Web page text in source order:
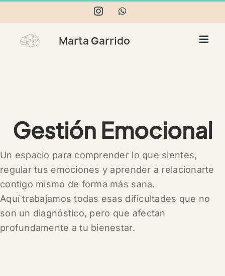
to
content
InstagramWhatsApp
Gestión Emocional
Un espacio para comprender lo que sientes,
regular tus emociones y aprender a relacionarte
contigo mismo de forma más sana.
Aquí trabajamos todas esas dificultades que no
son un diagnóstico, pero que afectan
profundamente a tu bienestar.